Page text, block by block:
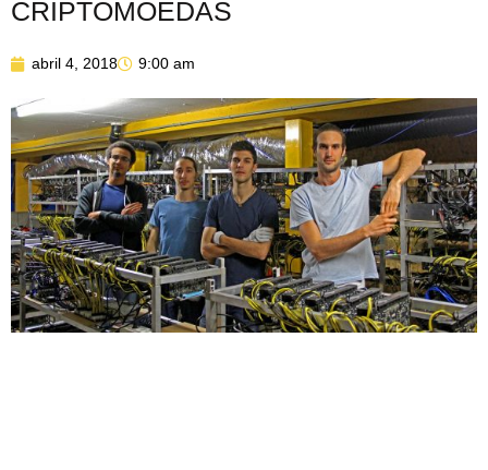
CRIPTOMOEDAS
abril 4, 2018 9:00 am